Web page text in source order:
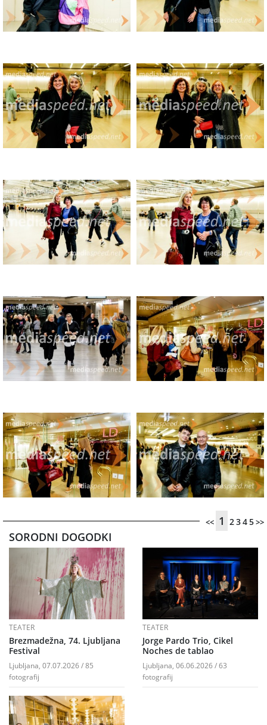
<< 1 2345>>
SORODNI DOGODKI
TEATER
Brezmadežna, 74. Ljubljana
Festival
Ljubljana, 07.07.2026 / 85
fotografij
TEATER
Jorge Pardo Trio, Cikel
Noches de tablao
Ljubljana, 06.06.2026 / 63
fotografij